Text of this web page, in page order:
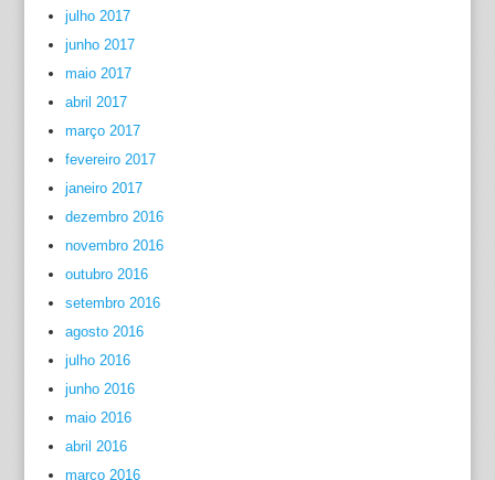
julho 2017
junho 2017
maio 2017
abril 2017
março 2017
fevereiro 2017
janeiro 2017
dezembro 2016
novembro 2016
outubro 2016
setembro 2016
agosto 2016
julho 2016
junho 2016
maio 2016
abril 2016
março 2016